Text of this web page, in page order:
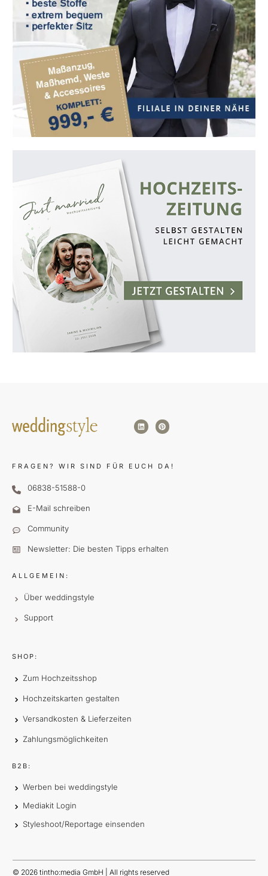
FRAGEN? WIR SIND FÜR EUCH DA!
06838-51588-0
E-Mail schreiben
Community
Newsletter: Die besten Tipps erhalten
ALLGEMEIN:
Über weddingstyle
Support
SHOP:
Zum Hochzeitsshop
Hochzeitskarten gestalten
Versandkosten & Lieferzeiten
Zahlungsmöglichkeiten
B2B:
Werben bei weddingstyle
Mediakit Login
Styleshoot/Reportage einsenden
© 2026 tintho:media GmbH | All rights reserved